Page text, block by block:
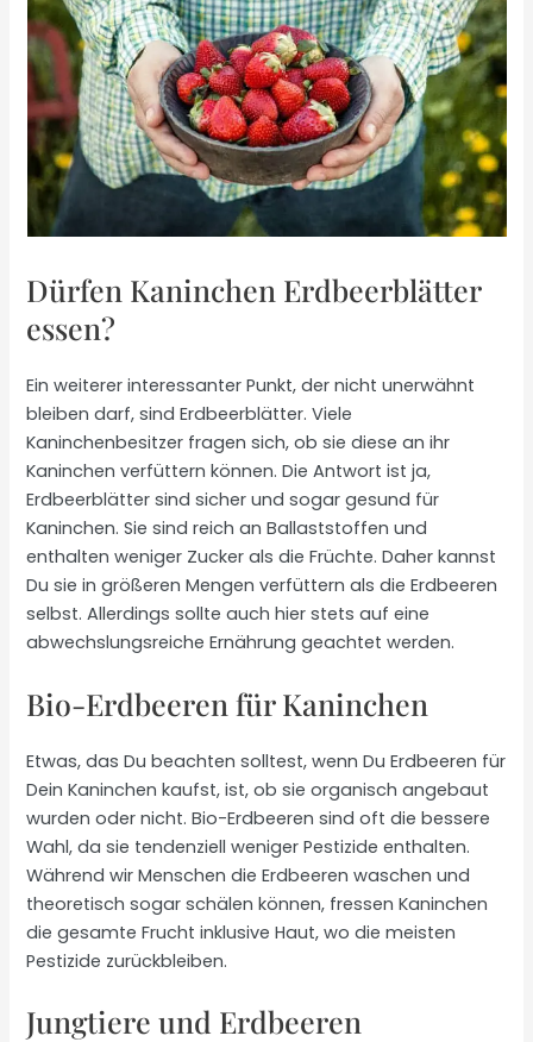
Dürfen Kaninchen Erdbeerblätter
essen?
Ein weiterer interessanter Punkt, der nicht unerwähnt
bleiben darf, sind Erdbeerblätter. Viele
Kaninchenbesitzer fragen sich, ob sie diese an ihr
Kaninchen verfüttern können. Die Antwort ist ja,
Erdbeerblätter sind sicher und sogar gesund für
Kaninchen. Sie sind reich an Ballaststoffen und
enthalten weniger Zucker als die Früchte. Daher kannst
Du sie in größeren Mengen verfüttern als die Erdbeeren
selbst. Allerdings sollte auch hier stets auf eine
abwechslungsreiche Ernährung geachtet werden.
Bio-Erdbeeren für Kaninchen
Etwas, das Du beachten solltest, wenn Du Erdbeeren für
Dein Kaninchen kaufst, ist, ob sie organisch angebaut
wurden oder nicht. Bio-Erdbeeren sind oft die bessere
Wahl, da sie tendenziell weniger Pestizide enthalten.
Während wir Menschen die Erdbeeren waschen und
theoretisch sogar schälen können, fressen Kaninchen
die gesamte Frucht inklusive Haut, wo die meisten
Pestizide zurückbleiben.
Jungtiere und Erdbeeren